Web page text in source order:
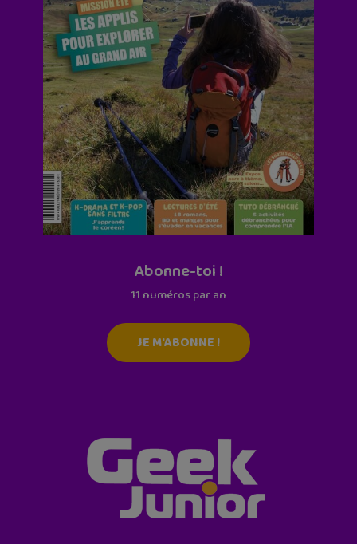
Abonne-toi !
11 numéros par an
JE M'ABONNE !